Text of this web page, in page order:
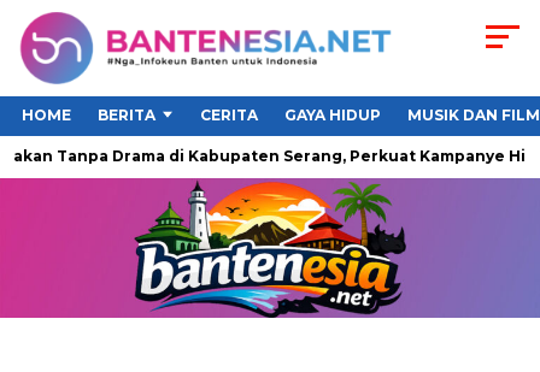
HOME BERITA CERITA GAYA HIDUP MUSIK DAN FILM
Tanpa Drama di Kabupaten Serang, Perkuat Kampanye